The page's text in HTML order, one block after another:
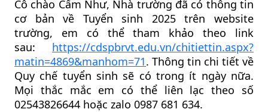
Cô chào Cẩm Như, Nhà trường đã có thông tin
cơ bản về Tuyển sinh 2025 trên website
trường, em có thể tham khảo theo link
sau: https://cdspbrvt.edu.vn/chitiettin.aspx?
matin=4869&manhom=71. Thông tin chi tiết về
Quy chế tuyển sinh sẽ có trong ít ngày nữa.
Mọi thắc mắc em có thể liên lạc theo số
02543826644 hoặc zalo 0987 681 634.